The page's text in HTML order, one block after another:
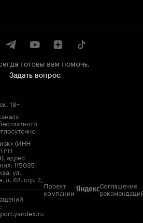
готовы вам помочь.
Задать вопрос
. 18+
(ИНН
адрес
115035,
ул.
д. 82, стр. 2,
Проект
компании
Соглашение